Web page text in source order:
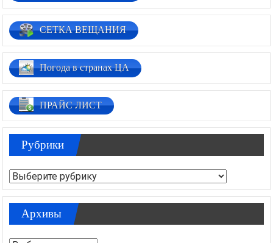
СЕТКА ВЕЩАНИЯ
Погода в странах ЦА
ПРАЙС ЛИСТ
Рубрики
Рубрики
Архивы